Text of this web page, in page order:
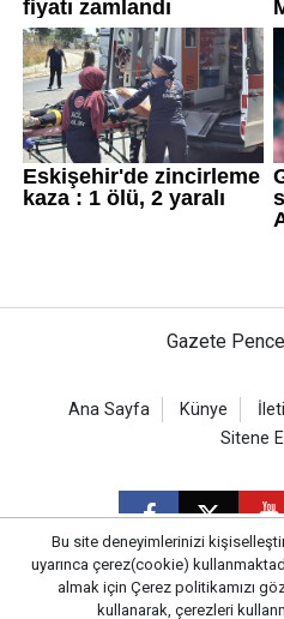
Gazete
Ana Sayfa Künye
Sitene
CM Bilişim
Bu site deneyimlerinizi
uyarınca çerez(cookie)
almak için Çerez politikamızı
kullanarak, çerezleri